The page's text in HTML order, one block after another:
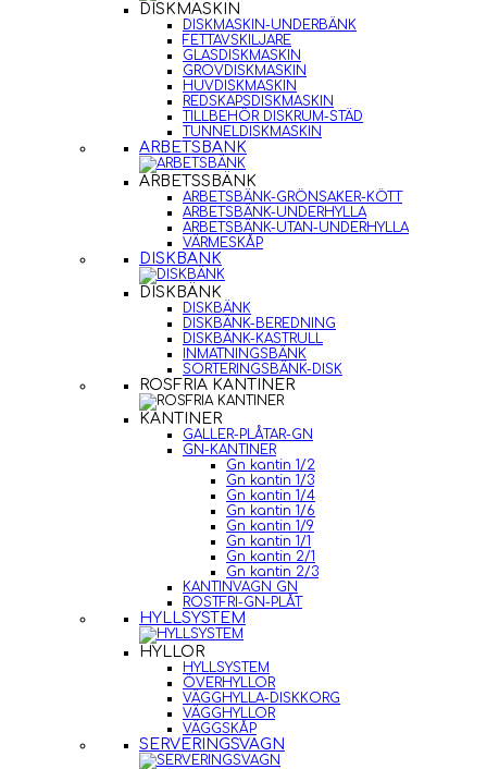
DISKMASKIN
DISKMASKIN-UNDERBÄNK
FETTAVSKILJARE
GLASDISKMASKIN
GROVDISKMASKIN
HUVDISKMASKIN
REDSKAPSDISKMASKIN
TILLBEHÖR DISKRUM-STÄD
TUNNELDISKMASKIN
ARBETSBÄNK
ARBETSSBÄNK
ARBETSBÄNK-GRÖNSAKER-KÖTT
ARBETSBÄNK-UNDERHYLLA
ARBETSBÄNK-UTAN-UNDERHYLLA
VÄRMESKÅP
DISKBÄNK
DISKBÄNK
DISKBÄNK
DISKBÄNK-BEREDNING
DISKBÄNK-KASTRULL
INMATNINGSBÄNK
SORTERINGSBÄNK-DISK
ROSFRIA KANTINER
KANTINER
GALLER-PLÅTAR-GN
GN-KANTINER
Gn kantin 1/2
Gn kantin 1/3
Gn kantin 1/4
Gn kantin 1/6
Gn kantin 1/9
Gn kantin 1/1
Gn kantin 2/1
Gn kantin 2/3
KANTINVAGN GN
ROSTFRI-GN-PLÅT
HYLLSYSTEM
HYLLOR
HYLLSYSTEM
ÖVERHYLLOR
VÄGGHYLLA-DISKKORG
VÄGGHYLLOR
VÄGGSKÅP
SERVERINGSVAGN